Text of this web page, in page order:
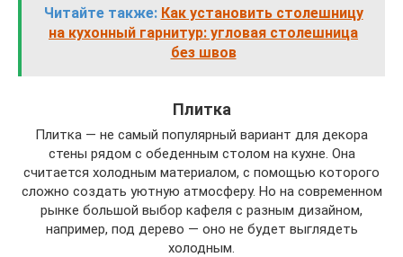
Читайте также: Как установить столешницу
на кухонный гарнитур: угловая столешница
без швов
Плитка
Плитка — не самый популярный вариант для декора
стены рядом с обеденным столом на кухне. Она
считается холодным материалом, с помощью которого
сложно создать уютную атмосферу. Но на современном
рынке большой выбор кафеля с разным дизайном,
например, под дерево — оно не будет выглядеть
холодным.